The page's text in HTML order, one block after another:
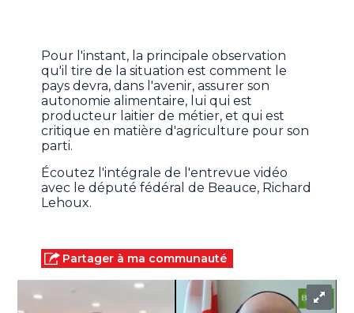
Pour l'instant, la principale observation
qu'il tire de la situation est comment le
pays devra, dans l'avenir, assurer son
autonomie alimentaire, lui qui est
producteur laitier de métier, et qui est
critique en matière d'agriculture pour son
parti.
Écoutez l'intégrale de l'entrevue vidéo
avec le député fédéral de Beauce, Richard
Lehoux.
Partager à ma communauté